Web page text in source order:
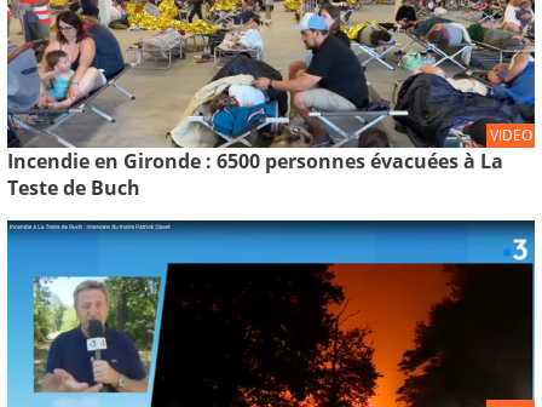
VIDEO
Incendie en Gironde : 6500 personnes évacuées à La
Teste de Buch